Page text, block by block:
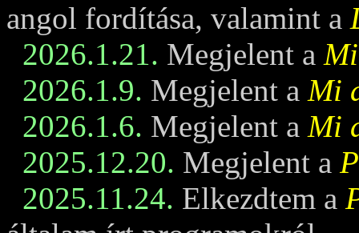
angol fordítása, valamint a
2026.1.21. Megjelent a
2026.1.9. Megjelent a Mi
2026.1.6. Megjelent a Mi
2025.12.20. Megjelent a
2025.11.24. Elkezdtem a